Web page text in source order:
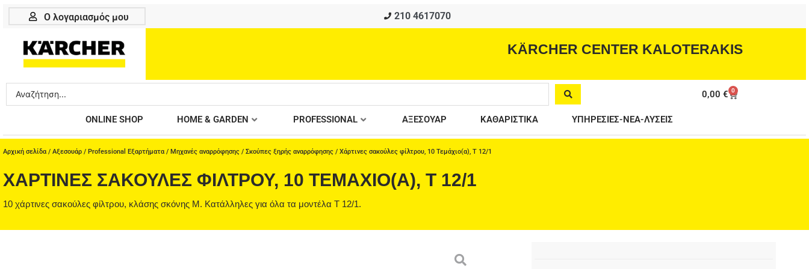
Μετάβαση
Ο λογαριασμός μου 210 4617070
KÄRCHER CENTER KALOTERAKIS
Search
...
0,00€ 0
Cart
ONLINE SHOP HOME & GARDEN PROFESSIONAL ΑΞΕΣΟΥΑΡ ΚΑΘΑΡΙΣΤΙΚΑ ΥΠΗΡΕΣΙΕΣ-ΝΕΑ-ΛΥΣΕΙΣ
Αρχική σελίδα / Αξεσουάρ / Professional Εξαρτήματα / Μηχανές αναρρόφησης / Σκούπες ξηρής αναρρόφησης / Χάρτινες σακούλες φίλτρου, 10 Τεμάχιο(α), T 12/1
ΧΆΡΤΙΝΕΣ ΣΑΚΟΎΛΕΣ ΦΊΛΤΡΟΥ, 10 ΤΕΜΆΧΙΟ(Α), T 12/1
10 χάρτινες σακούλες φίλτρου, κλάσης σκόνης Μ. Κατάλληλες για όλα τα μοντέλα T 12/1.